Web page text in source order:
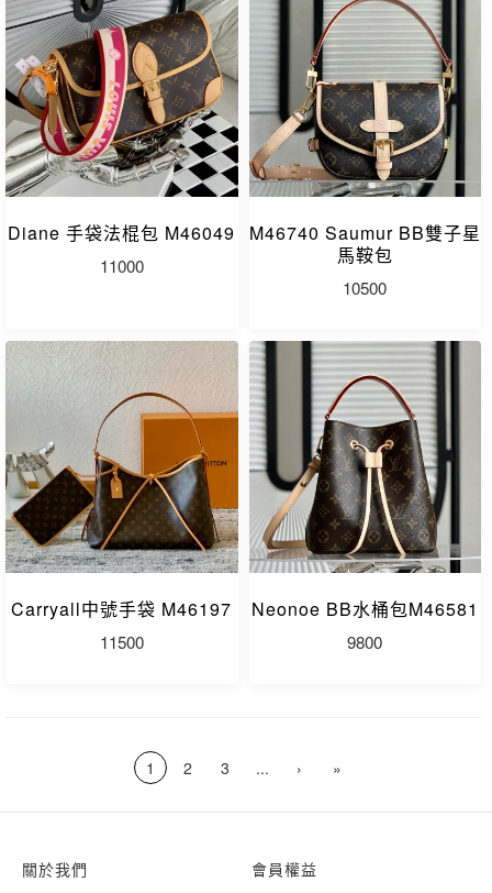
Diane 手袋法棍包 M46049
11000
M46740 Saumur BB雙子星
馬鞍包
10500
Carryall中號手袋 M46197
11500
Neonoe BB水桶包M46581
9800
1 2 3 ... › »
關於我們 會員權益